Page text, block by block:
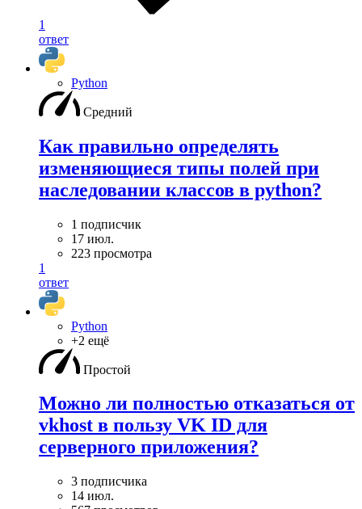
1
ответ
Python
Средний
Как правильно определять
изменяющиеся типы полей при
наследовании классов в python?
1 подписчик
17 июл.
223 просмотра
1
ответ
Python
+2 ещё
Простой
Можно ли полностью отказаться от
vkhost в пользу VK ID для
серверного приложения?
3 подписчика
14 июл.